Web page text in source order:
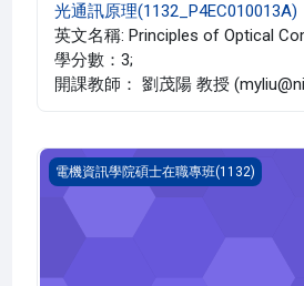
光通訊原理(1132_P4EC010013A)
英文名稱: Principles of Optical
學分數：3;
開課教師： 劉茂陽 教授
電機驅動控制理論與分析
電機資訊學院碩士在職專班(1132)